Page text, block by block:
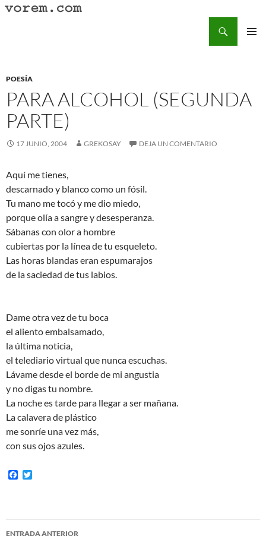
Saltar
POESÍA
PARA ALCOHOL (SEGUNDA
PARTE)
17 JUNIO, 2004 GREKOSAY DEJA UN COMENTARIO
Aquí me tienes,
descarnado y blanco como un fósil.
Tu mano me tocó y me dio miedo,
porque olía a sangre y desesperanza.
Sábanas con olor a hombre
cubiertas por la línea de tu esqueleto.
Las horas blandas eran espumarajos
de la saciedad de tus labios.
Dame otra vez de tu boca
el aliento embalsamado,
la última noticia,
el telediario virtual que nunca escuchas.
Lávame desde el borde de mi angustia
y no digas tu nombre.
La noche es tarde para llegar a ser mañana.
La calavera de plástico
me sonríe una vez más,
con sus ojos azules.
F
o
o
e
r
Navegación
ENTRADA ANTERIOR